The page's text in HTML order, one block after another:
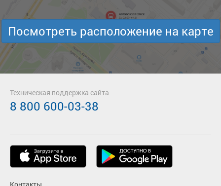
Посмотреть расположение на карте
Техническая поддержка сайта
8 800 600-03-38